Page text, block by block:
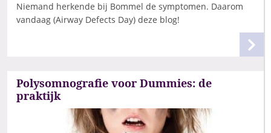
Niemand herkende bij Bommel de symptomen. Daarom
vandaag (Airway Defects Day) deze blog!
Polysomnografie voor Dummies: de
praktijk